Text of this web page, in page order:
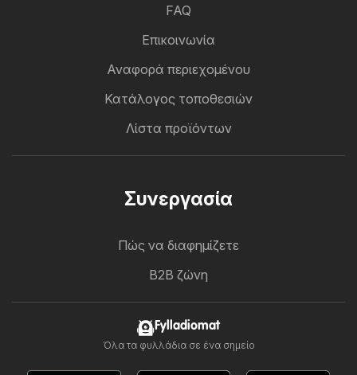
FAQ
Επικοινωνία
Αναφορά περιεχομένου
Κατάλογος τοποθεσιών
Λίστα προϊόντων
Συνεργασία
Πώς να διαφημίζετε
B2B ζώνη
Fylladiomat
Όλα τα φυλλάδια σε ένα σημείο